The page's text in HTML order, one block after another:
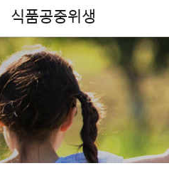
식품공중위생